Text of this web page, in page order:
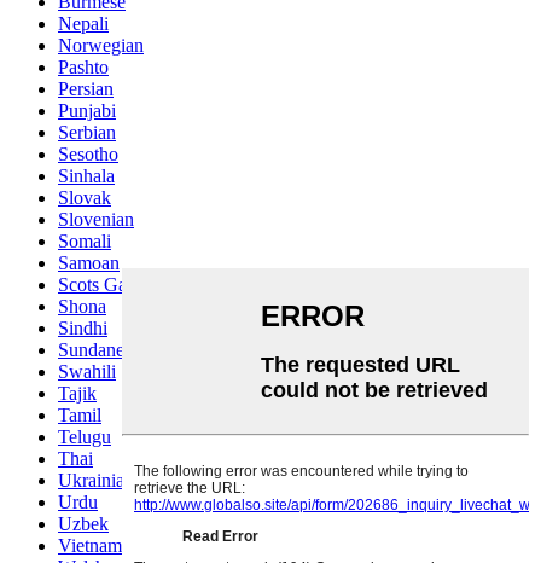
Nepali
Norwegian
Pashto
Persian
Punjabi
Serbian
Sesotho
Sinhala
Slovak
Slovenian
Somali
Samoan
Scots Gaelic
Shona
Sindhi
Sundanese
Swahili
Tajik
Tamil
Telugu
Thai
Ukrainian
Urdu
Uzbek
Vietnamese